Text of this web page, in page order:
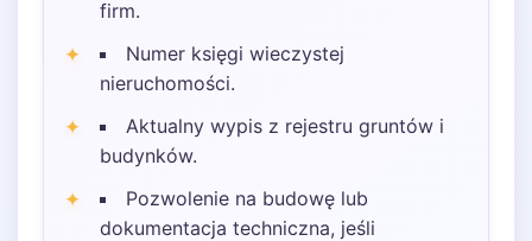
firm.
Numer księgi wieczystej
nieruchomości.
Aktualny wypis z rejestru gruntów i
budynków.
Pozwolenie na budowę lub
dokumentacja techniczna, jeśli